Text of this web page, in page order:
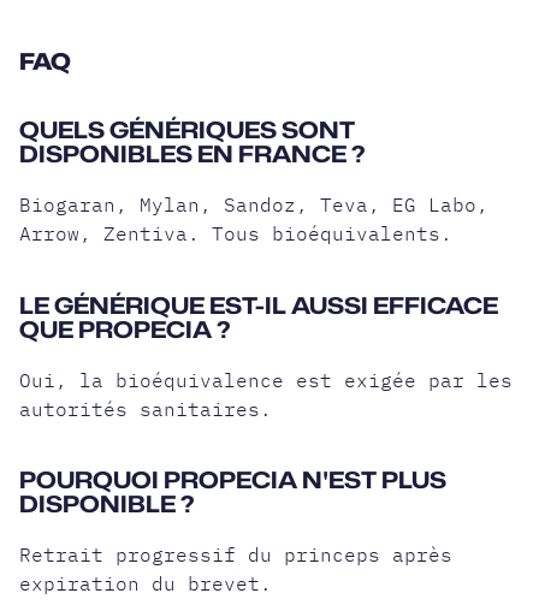
FAQ
QUELS GÉNÉRIQUES SONT
DISPONIBLES EN FRANCE ?
Biogaran, Mylan, Sandoz, Teva, EG Labo,
Arrow, Zentiva. Tous bioéquivalents.
LE GÉNÉRIQUE EST-IL AUSSI EFFICACE
QUE PROPECIA ?
Oui, la bioéquivalence est exigée par les
autorités sanitaires.
POURQUOI PROPECIA N'EST PLUS
DISPONIBLE ?
Retrait progressif du princeps après
expiration du brevet.